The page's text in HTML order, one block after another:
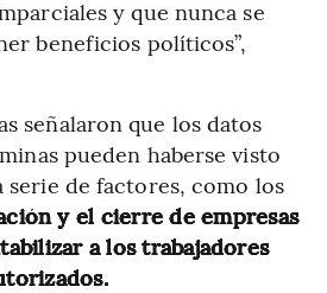
y que nunca se
beneficios políticos”,
señalaron que los datos
pueden haberse visto
serie de factores, como los
y el cierre de empresas
a los trabajadores